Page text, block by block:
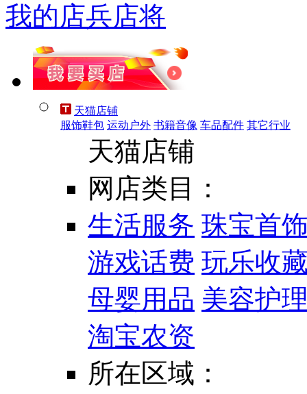
我的店兵店将
天猫店铺
服饰鞋包 运动户外 书籍音像 车品配件 其它行业
天猫店铺
网店类目：
生活服务 珠宝首
游戏话费 玩乐收
母婴用品 美容护
淘宝农资
所在区域：